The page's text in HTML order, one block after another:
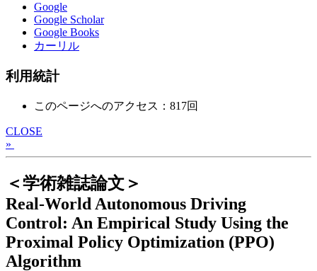
Google
Google Scholar
Google Books
カーリル
利用統計
このページへのアクセス：817回
CLOSE
»
＜学術雑誌論文＞
Real-World Autonomous Driving
Control: An Empirical Study Using the
Proximal Policy Optimization (PPO)
Algorithm